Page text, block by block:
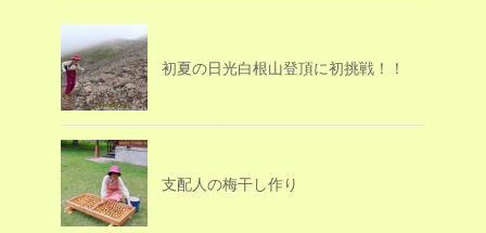
初夏の日光白根山登頂に初挑戦！！
支配人の梅干し作り